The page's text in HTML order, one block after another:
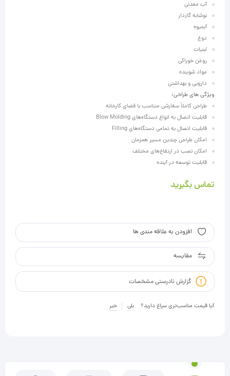
آب معدنی
نوشابه گازدار
آبمیوه
دوغ
لبنیات
روغن خوراکی
مواد شوینده
دارویی و بهداشتی
ویژگی‌ های طراحی:
طراحی کاملاً سفارشی متناسب با فضای کارخانه
قابلیت اتصال به انواع دستگاه‌های Blow Molding
قابلیت اتصال به تمامی دستگاه‌های Filling
امکان طراحی چندین مسیر همزمان
امکان نصب در ارتفاع‌های مختلف
قابلیت توسعه در آینده
تماس بگیرید
افزودن به علاقه مندی ها
مقایسه
گزارش نادرستی مشخصات
آیا قیمت مناسب‌تری سراغ دارید؟ بلی خیر